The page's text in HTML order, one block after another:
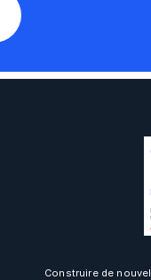
Construire de